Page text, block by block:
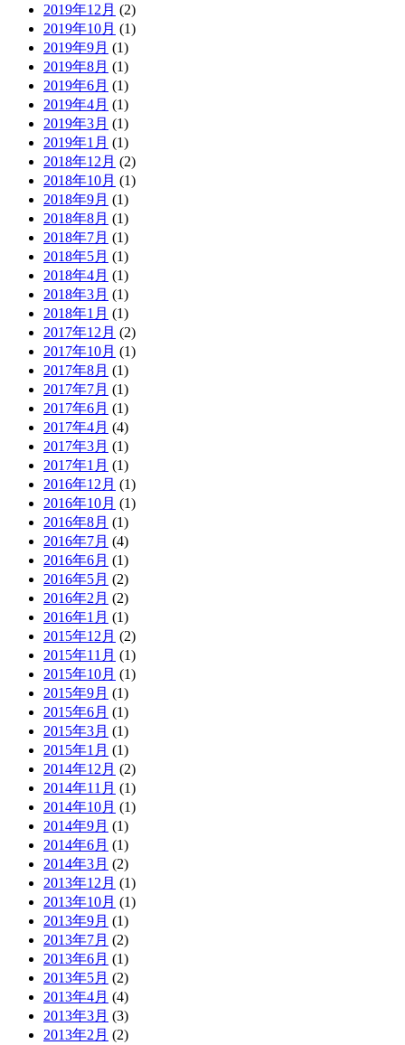
2019年12月 (2)
2019年10月 (1)
2019年9月 (1)
2019年8月 (1)
2019年6月 (1)
2019年4月 (1)
2019年3月 (1)
2019年1月 (1)
2018年12月 (2)
2018年10月 (1)
2018年9月 (1)
2018年8月 (1)
2018年7月 (1)
2018年5月 (1)
2018年4月 (1)
2018年3月 (1)
2018年1月 (1)
2017年12月 (2)
2017年10月 (1)
2017年8月 (1)
2017年7月 (1)
2017年6月 (1)
2017年4月 (4)
2017年3月 (1)
2017年1月 (1)
2016年12月 (1)
2016年10月 (1)
2016年8月 (1)
2016年7月 (4)
2016年6月 (1)
2016年5月 (2)
2016年2月 (2)
2016年1月 (1)
2015年12月 (2)
2015年11月 (1)
2015年10月 (1)
2015年9月 (1)
2015年6月 (1)
2015年3月 (1)
2015年1月 (1)
2014年12月 (2)
2014年11月 (1)
2014年10月 (1)
2014年9月 (1)
2014年6月 (1)
2014年3月 (2)
2013年12月 (1)
2013年10月 (1)
2013年9月 (1)
2013年7月 (2)
2013年6月 (1)
2013年5月 (2)
2013年4月 (4)
2013年3月 (3)
2013年2月 (2)